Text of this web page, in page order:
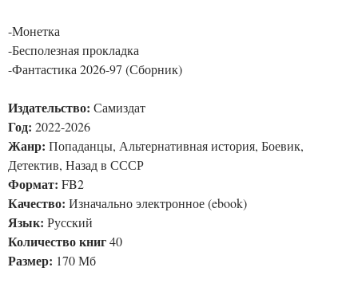
-Монетка
-Бесполезная прокладка
-Фантастика 2026-97 (Сборник)
Издательство: Самиздат
Год: 2022-2026
Жанр: Попаданцы, Альтернативная история, Боевик,
Детектив, Назад в СССР
Формат: FB2
Качество: Изначально электронное (ebook)
Язык: Русский
Количество книг40
Размер: 170 Мб